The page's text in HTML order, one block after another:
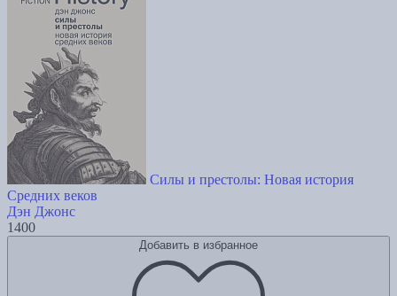
Силы и престолы: Новая история
Средних веков
Дэн Джонс
1400
Добавить в избранное